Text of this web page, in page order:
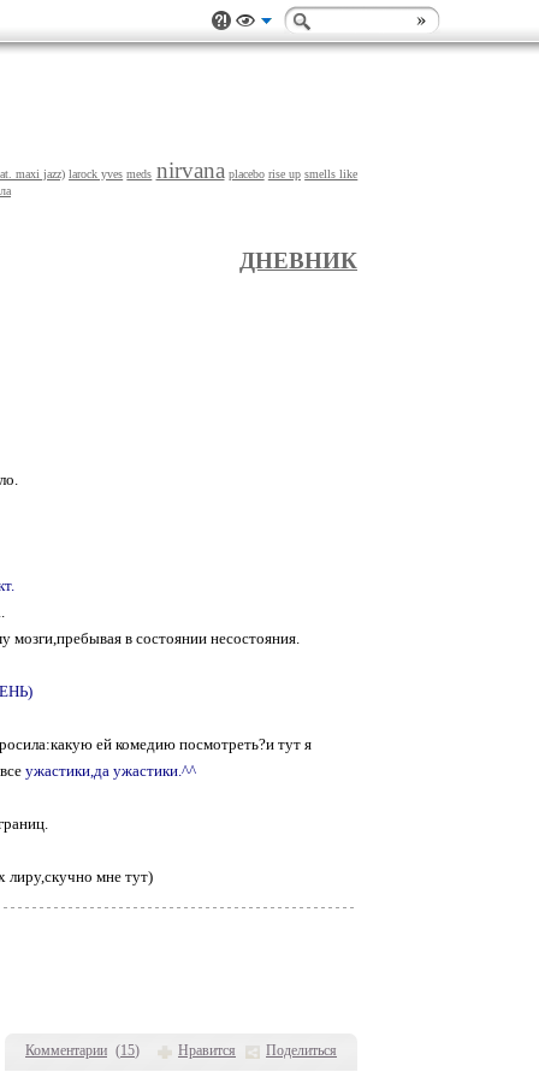
maxi jazz) larock yves meds nirvana placebo rise up smells like
Комментарии (15) Нравится Поделиться
ДНЕВНИК
мозги,пребывая в состоянии несостояния.
ей комедию посмотреть?и тут я
ужастики,да ужастики.^^
лиру,скучно мне тут)